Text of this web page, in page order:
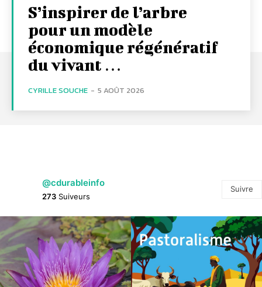
S’inspirer de l’arbre
pour un modèle
économique régénératif
du vivant …
CYRILLE SOUCHE - 5 AOÛT 2026
@cdurableinfo
273 Suiveurs
Suivre